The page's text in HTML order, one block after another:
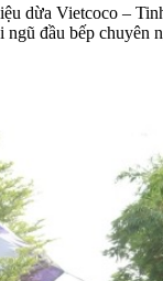
dừa Vietcoco –
đầu bếp